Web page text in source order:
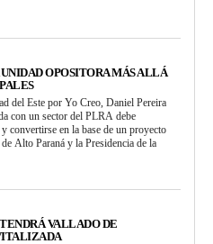
OPOSITORA MÁS ALLÁ
del Este por Yo Creo, Daniel Pereira
con un sector del PLRA debe
convertirse en la base de un proyecto
Alto Paraná y la Presidencia de la
VALLADO DE